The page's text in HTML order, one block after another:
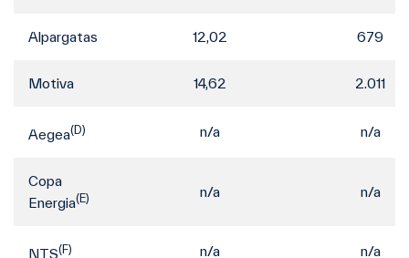
Alpargatas 12,02 679
Motiva 14,62 2.011
Aegea(D) n/a n/a
Copa
Energia(E) n/a n/a
NTS(F) n/a n/a